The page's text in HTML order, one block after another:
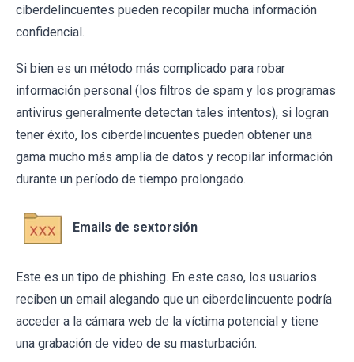
ciberdelincuentes pueden recopilar mucha información
confidencial.
Si bien es un método más complicado para robar
información personal (los filtros de spam y los programas
antivirus generalmente detectan tales intentos), si logran
tener éxito, los ciberdelincuentes pueden obtener una
gama mucho más amplia de datos y recopilar información
durante un período de tiempo prolongado.
Emails de sextorsión
Este es un tipo de phishing. En este caso, los usuarios
reciben un email alegando que un ciberdelincuente podría
acceder a la cámara web de la víctima potencial y tiene
una grabación de video de su masturbación.